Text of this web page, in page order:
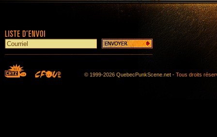
© 1999-2026 QuebecPunkScene.net - Tous droits